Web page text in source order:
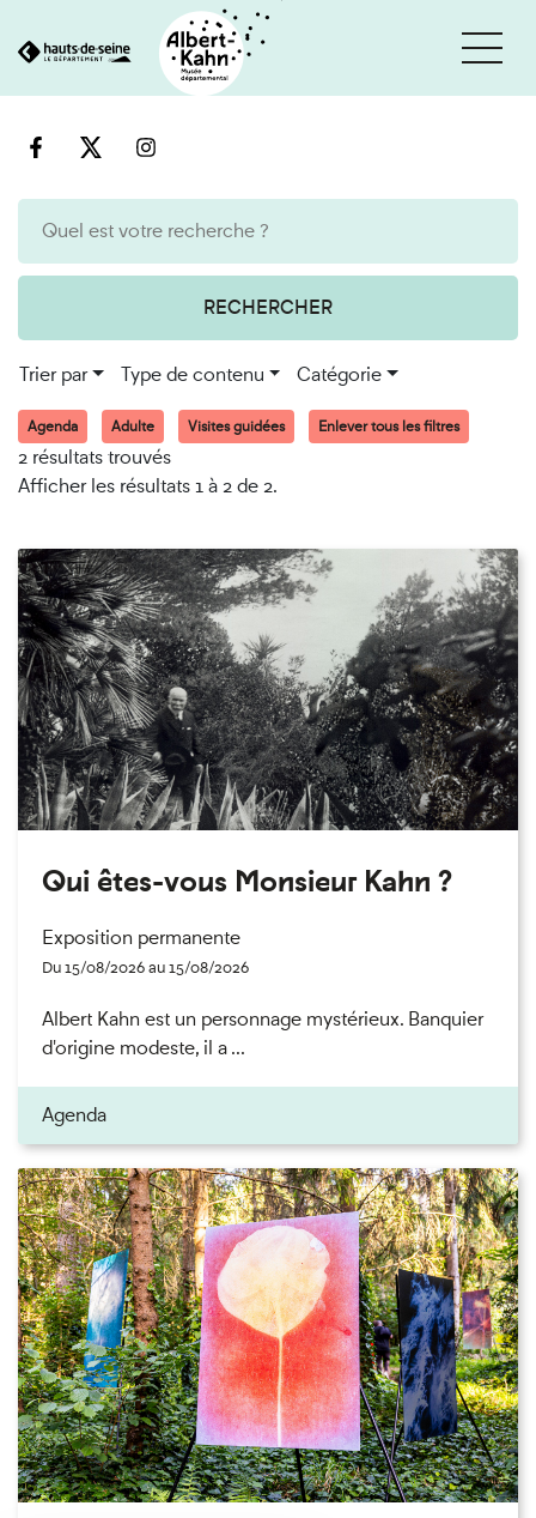
au
RECHERCHER
Trier par Type de contenu Catégorie
Agenda Adulte Visites guidées Enlever tous les filtres
2 résultats trouvés
Afficher les résultats 1 à 2 de 2.
Qui êtes-vous Monsieur Kahn ?
Exposition permanente
Du 15/08/2026 au 15/08/2026
Albert Kahn est un personnage mystérieux. Banquier
d'origine modeste, il a ...
Agenda
Cookies et traceurs utilisés sur ce site